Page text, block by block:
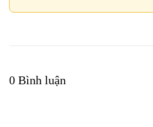
0 Bình luận